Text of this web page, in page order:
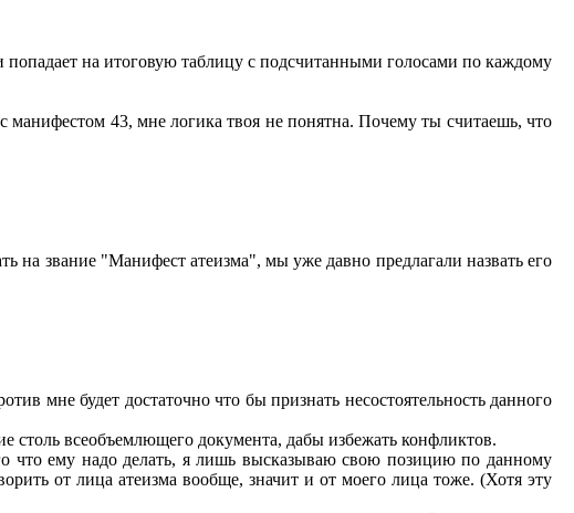
на итоговую таблицу с подсчитанными голосами по каждому
манифестом 43, мне логика твоя не понятна. Почему ты считаешь, что
на звание "Манифест атеизма", мы уже давно предлагали назвать его
мне будет достаточно что бы признать несостоятельность данного
столь всеобъемлющего документа, дабы избежать конфликтов.
что ему надо делать, я лишь высказываю свою позицию по данному
от лица атеизма вообще, значит и от моего лица тоже. (Хотя эту